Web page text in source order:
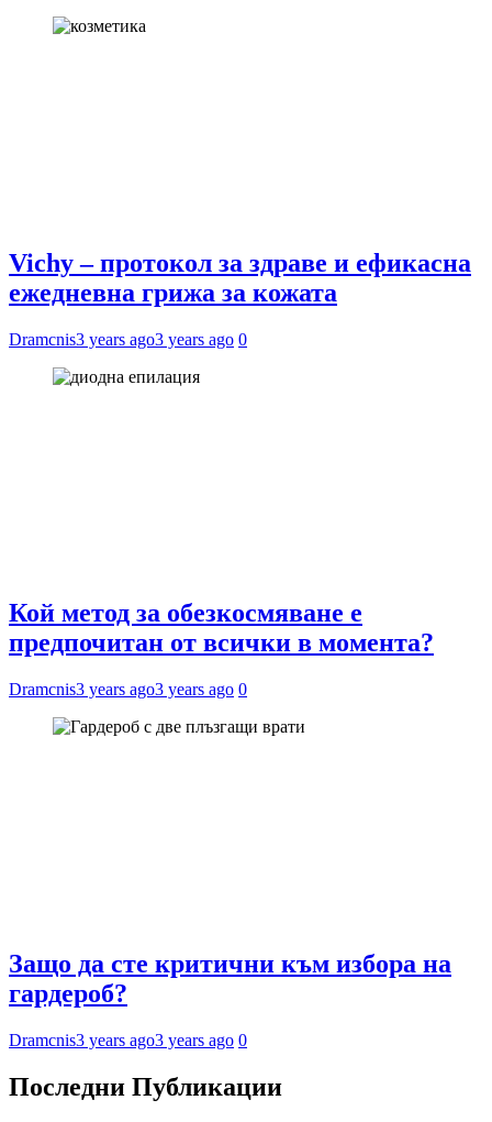
Vichy – протокол за здраве и ефикасна
ежедневна грижа за кожата
Dramcnis3 years ago3 years ago 0
Кой метод за обезкосмяване е
предпочитан от всички в момента?
Dramcnis3 years ago3 years ago 0
Защо да сте критични към избора на
гардероб?
Dramcnis3 years ago3 years ago 0
Последни Публикации